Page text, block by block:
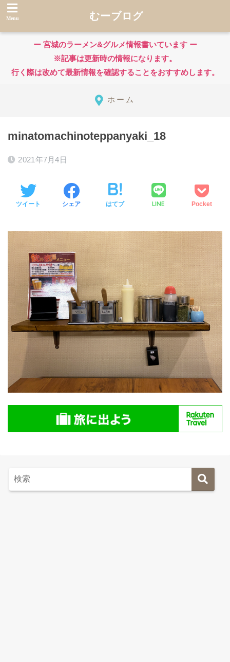
むーブログ
ー 宮城のラーメン&グルメ情報書いています ー
※記事は更新時の情報になります。
行く際は改めて最新情報を確認することをおすすめします。
ホーム
minatomachinoteppanyaki_18
2021年7月4日
ツイート シェア はてブ LINE Pocket